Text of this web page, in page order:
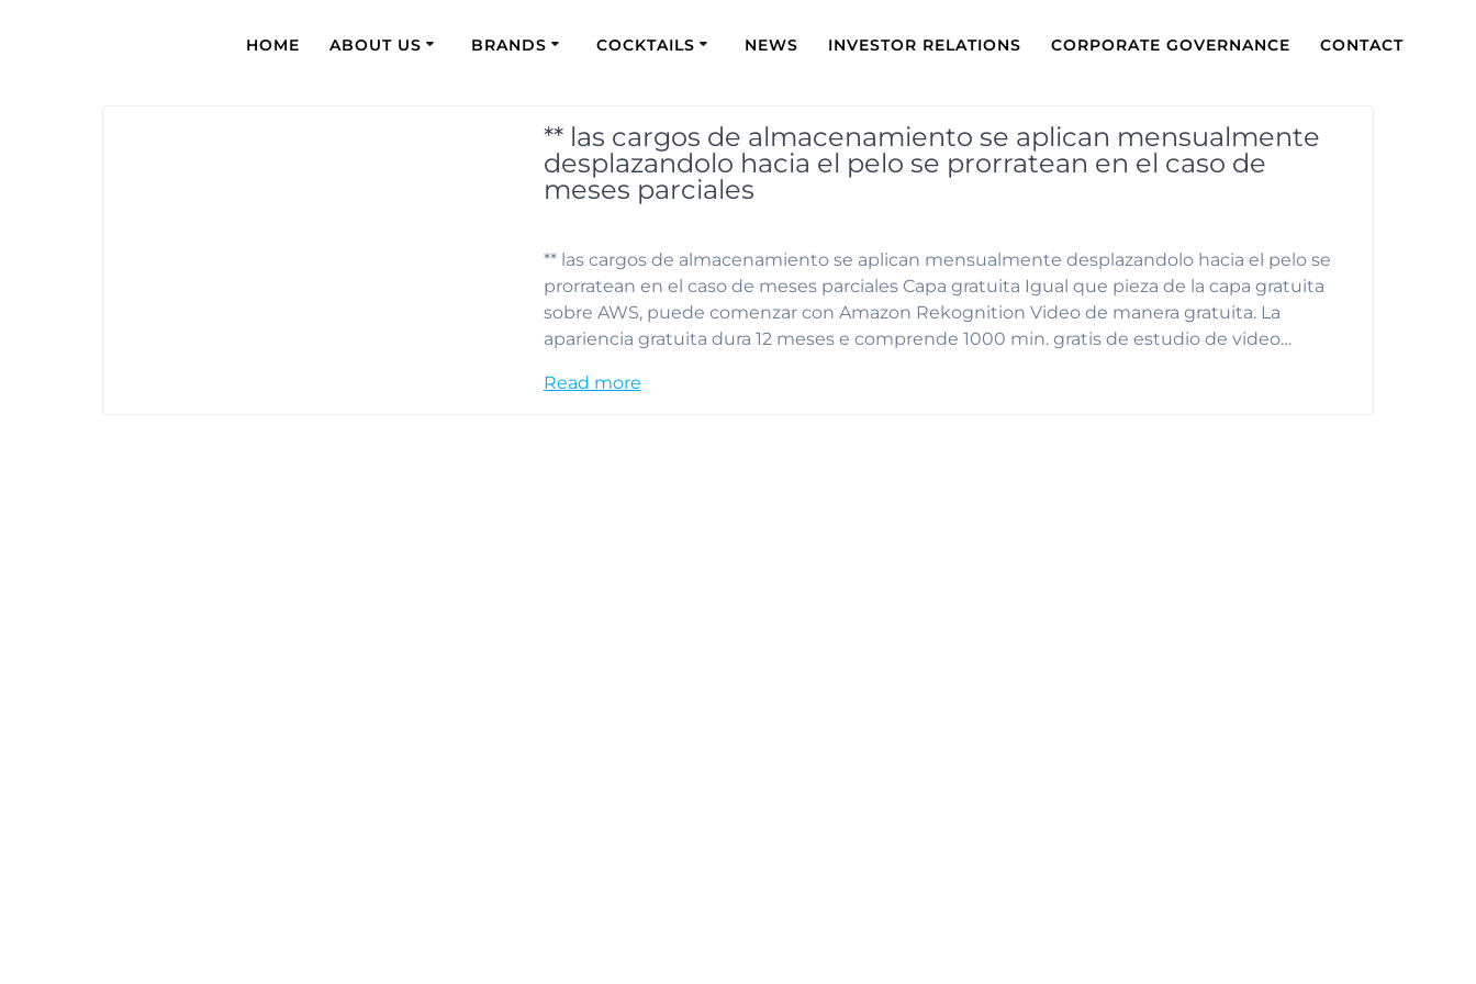
HOME ABOUT US BRANDS COCKTAILS NEWS INVESTOR RELATIONS CORPORATE GOVERNANCE CONTACT
** las cargos de almacenamiento se aplican mensualmente
desplazandolo hacia el pelo se prorratean en el caso de
meses parciales
** las cargos de almacenamiento se aplican mensualmente desplazandolo hacia el pelo se
prorratean en el caso de meses parciales Capa gratuita Igual que pieza de la capa gratuita
sobre AWS, puede comenzar con Amazon Rekognition Video de manera gratuita. La
apariencia gratuita dura 12 meses e comprende 1000 min. gratis de estudio de video…
Read more